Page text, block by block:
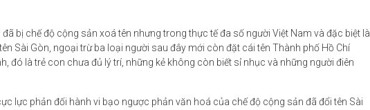
bị chế độ cộng sản xoá tên nhưng trong thực tế đa số người Việt Nam và đặc biệt là
Sài Gòn, ngoại trừ ba loại người sau đây mới còn đặt cái tên Thành phố Hồ Chí
đó là trẻ con chưa đủ lý trí, những kẻ không còn biết sỉ nhục và những người điên
lực phản đối hành vi bạo ngược phản văn hoá của chế độ cộng sản đã đổi tên Sài